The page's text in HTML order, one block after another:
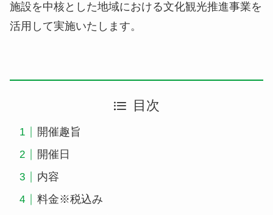
施設を中核とした地域における文化観光推進事業を
活用して実施いたします。
目次
開催趣旨
開催日
内容
料金※税込み